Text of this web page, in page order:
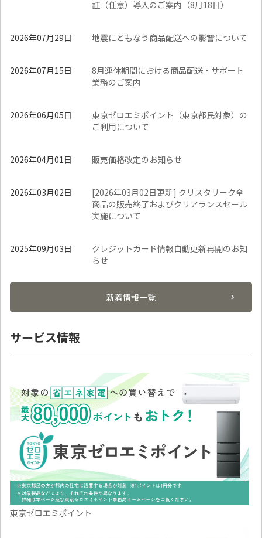
証（任意）導入のご案内（8月18日）
2026年07月29日 地震にともなう商品配送への影響について
2026年07月15日
8月連休期間における商品配送・サポート
業務のご案内
2026年06月05日
東京ゼロエミポイント（東京都民対象）の
ご利用について
2026年04月01日 販売価格改定のお知らせ
2026年03月02日
[2026年03月02日更新] クリスタリーク全
商品の販売終了およびクリアランスセール
実施について​​
2025年09月03日
クレジットカード情報自動更新再開のお知
らせ
新着情報一覧
サービス情報
東京ゼロエミポイント